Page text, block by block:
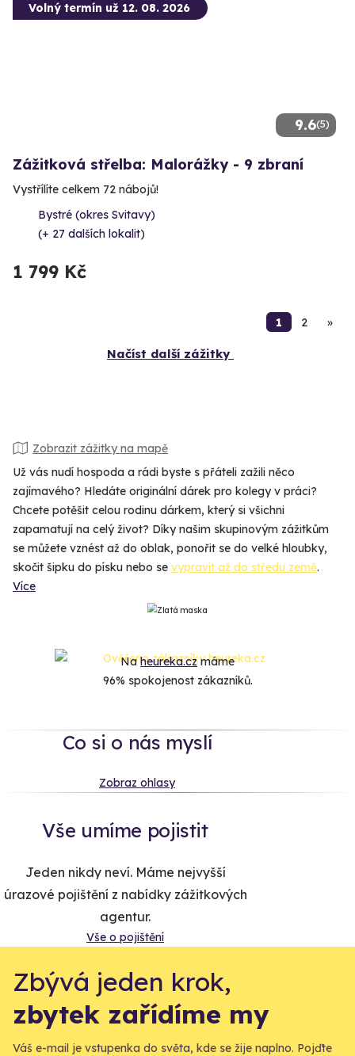
9.6(5)
Volný termín už 12. 08. 2026
Zážitková střelba: Malorážky - 9 zbraní
Vystřílíte celkem 72 nábojů!
Bystré (okres Svitavy)
(+ 27 dalších lokalit)
1 799 Kč
1 2 »
Načíst další zážitky
Zobrazit zážitky na mapě
Už vás nudí hospoda a rádi byste s přáteli zažili něco
zajímavého? Hledáte originální dárek pro kolegy v práci?
Chcete potěšit celou rodinu dárkem, který si všichni
zapamatují na celý život? Díky našim skupinovým zážitkům
se můžete vznést až do oblak, ponořit se do velké hloubky,
skočit šipku do písku nebo se vypravit až do středu země.
Více
Naheureka.czmáme
96% spokojenost zákazníků.
Co si o nás myslí
Zobraz ohlasy
Vše umíme pojistit
Jeden nikdy neví. Máme nejvyšší
úrazové pojištění z nabídky zážitkových
agentur.
Vše o pojištění
Zbývá jeden krok,
zbytek zařídíme my
Váš e-mail je vstupenka do světa, kde se žije naplno. Pojďte